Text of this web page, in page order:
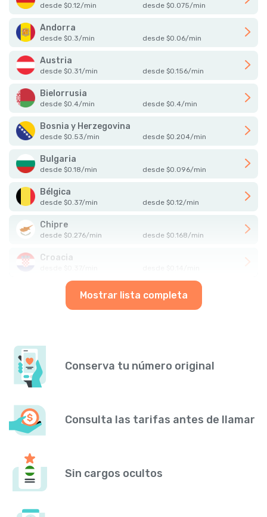
desde $0.12/min desde $0.075/min
Andorra
desde $0.3/min desde $0.06/min
Austria
desde $0.31/min desde $0.156/min
Bielorrusia
desde $0.4/min desde $0.4/min
Bosnia y Herzegovina
desde $0.53/min desde $0.204/min
Bulgaria
desde $0.18/min desde $0.096/min
Bélgica
desde $0.37/min desde $0.12/min
Chipre
desde $0.276/min desde $0.168/min
Croacia
Mostrar lista completa
Conserva tu número original
Consulta las tarifas antes de llamar
Sin cargos ocultos